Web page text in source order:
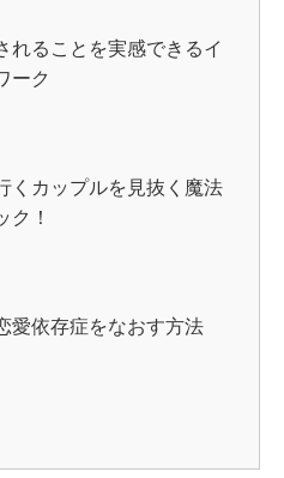
れることを実感できるイ
ーク
くカップルを見抜く魔法
ク！
愛依存症をなおす方法